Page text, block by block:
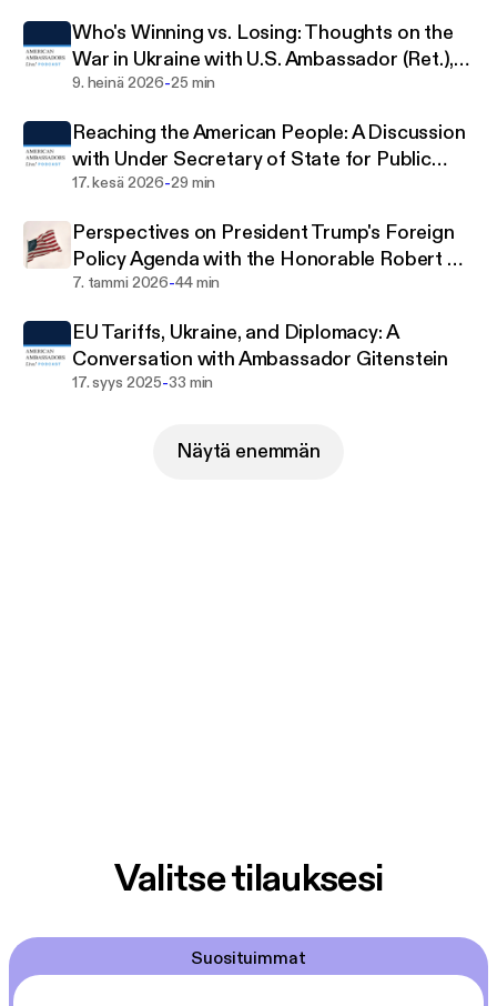
individuals or organizations that provide financial
support to the Council of American Ambassadors.
Who's Winning vs. Losing: Thoughts on the
War in Ukraine with U.S. Ambassador (Ret.),
Bill Taylor
9. heinä 2026-25 min
Reaching the American People: A Discussion
with Under Secretary of State for Public
Diplomacy Sarah Rogers
17. kesä 2026-29 min
Perspectives on President Trump's Foreign
Policy Agenda with the Honorable Robert C.
O'Brien
7. tammi 2026-44 min
EU Tariffs, Ukraine, and Diplomacy: A
Conversation with Ambassador Gitenstein
17. syys 2025-33 min
Näytä enemmän
Valitse tilauksesi
Suosituimmat